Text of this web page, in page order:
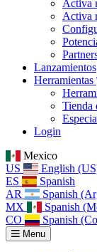
Activa
Activa
Lanzamientos
Herramientas
Tienda
Login
Mexico
US
English
ES
Spanish
AR
Spanish
MX
Spanish
CO
Spanish
Menu